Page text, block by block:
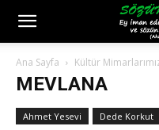
Ana Sayfa Kültür
MEVLANA
Ahmet Yesevi Dede Korkut